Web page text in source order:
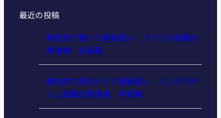
最近の投稿
無免許で軽トラ運転疑い ブラジル国籍の
男逮捕 名張署
無免許で原付バイク運転疑い バングラデ
シュ国籍の男逮捕 伊賀署